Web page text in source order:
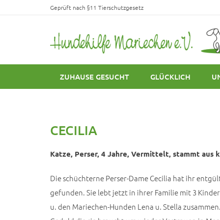
Geprüft nach §11 Tierschutzgesetz
ZUHAUSE GESUCHT GLÜCKLICH
CECILIA
Katze, Perser, 4 Jahre, Vermittelt, stammt aus
Die schüchterne Perser-Dame Cecilia hat ihr
gefunden. Sie lebt jetzt in ihrer Familie mit 3
u. den Mariechen-Hunden Lena u. Stella